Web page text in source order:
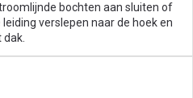
bochten aan sluiten of
verslepen naar de hoek en